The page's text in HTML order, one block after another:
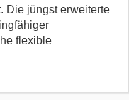
Die jüngst erweiterte
flexible